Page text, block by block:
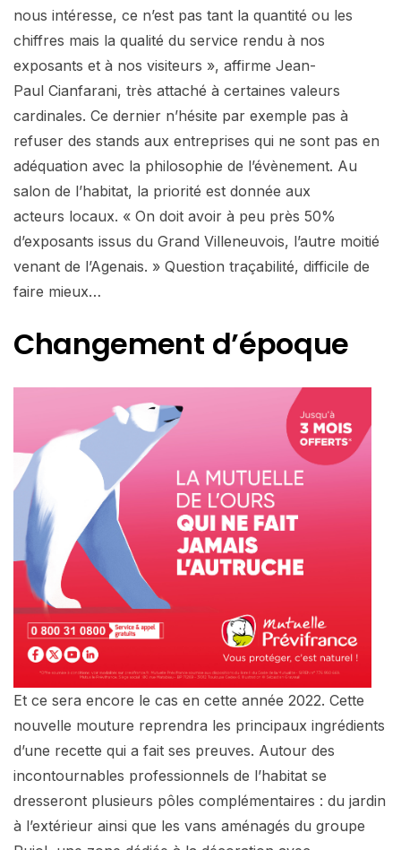
nous intéresse, ce n’est pas tant la quantité ou les
chiffres mais la qualité du service rendu à nos
exposants et à nos visiteurs », affirme Jean-
Paul Cianfarani, très attaché à certaines valeurs
cardinales. Ce dernier n’hésite par exemple pas à
refuser des stands aux entreprises qui ne sont pas en
adéquation avec la philosophie de l’évènement. Au
salon de l’habitat, la priorité est donnée aux
acteurs locaux. « On doit avoir à peu près 50%
d’exposants issus du Grand Villeneuvois, l’autre moitié
venant de l’Agenais. » Question traçabilité, difficile de
faire mieux…
Changement d’époque
Et ce sera encore le cas en cette année 2022. Cette
nouvelle mouture reprendra les principaux ingrédients
d’une recette qui a fait ses preuves. Autour des
incontournables professionnels de l’habitat se
dresseront plusieurs pôles complémentaires : du jardin
à l’extérieur ainsi que les vans aménagés du groupe